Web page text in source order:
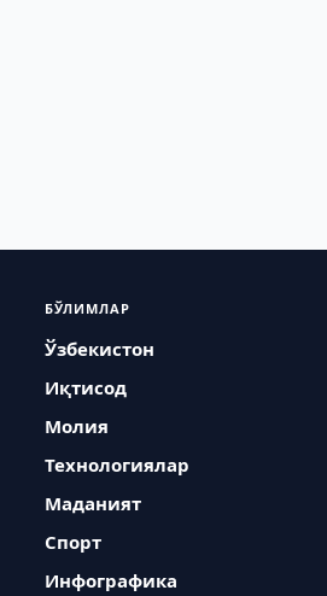
БЎЛИМЛАР
Ўзбекистон
Иқтисод
Молия
Технологиялар
Маданият
Спорт
Инфографика